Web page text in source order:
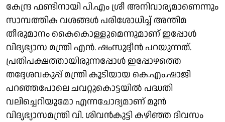
കേന്ദ്ര ഫണ്ടിനായി പി.എം ശ്രീ അനിവാര്യമാണെന്നും
സാമ്പത്തിക വശങ്ങള്‍ പരിശോധിച്ച് അന്തിമ
തീരുമാനം കൈകൊള്ളുമെന്നുമാണ് ഇപ്പോള്‍
വിദ്യഭ്യാസ മന്ത്രി എന്‍. ഷംസുദ്ദീന്‍ പറയുന്നത്.
പ്രതിപക്ഷത്തായിരുന്നപ്പോള്‍ ഇപ്പോഴത്തെ
തദ്ദേശവകുപ്പ് മന്ത്രി കൂടിയായ കെ.എം.ഷാജി
പറഞ്ഞപോലെ ചവറ്റുകൊട്ടയില്‍ പദ്ധതി
വലിച്ചെറിയുമോ എന്നചോദ്യമാണ് മുന്‍
വിദ്യഭ്യാസമന്ത്രി വി. ശിവന്‍കുട്ടി കഴിഞ്ഞ ദിവസം